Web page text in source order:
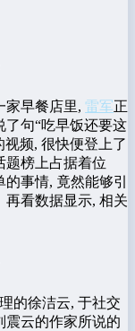
家早餐店里, 雷军正
了句“吃早饭还要这
频, 很快便登上了
题榜上占据着位
事情, 竟然能够引
再看数据显示, 相关
的徐洁云, 于社交
震云的作家所说的